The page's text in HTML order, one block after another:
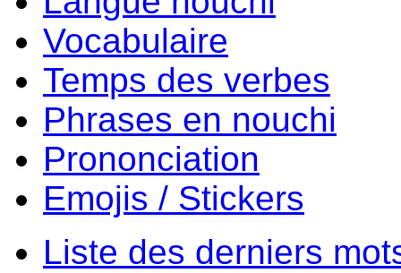
Vocabulaire
Temps des verbes
Phrases en nouchi
Prononciation
Emojis / Stickers
Liste des derniers